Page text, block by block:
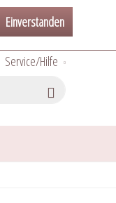
Einverstanden
Service/Hilfe